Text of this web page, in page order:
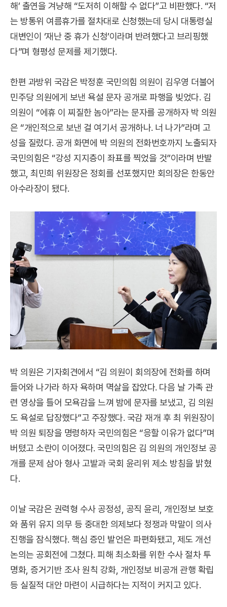
해’ 출연을 겨냥해 “도저히 이해할 수 없다”고 비판했다. “저
는 방통위 여름휴가를 절차대로 신청했는데 당시 대통령실
대변인이 ‘재난 중 휴가 신청’이라며 반려했다고 브리핑했
다”며 형평성 문제를 제기했다.
한편 과방위 국감은 박정훈 국민의힘 의원이 김우영 더불어
민주당 의원에게 보낸 욕설 문자 공개로 파행을 빚었다. 김
의원이 “에휴 이 찌질한 놈아”라는 문자를 공개하자 박 의원
은 “개인적으로 보낸 걸 여기서 공개하나. 너 나가”라며 고
성을 질렀다. 공개 화면에 박 의원의 전화번호까지 노출되자
국민의힘은 “강성 지지층이 좌표를 찍었을 것”이라며 반발
했고, 최민희 위원장은 정회를 선포했지만 회의장은 한동안
아수라장이 됐다.
박 의원은 기자회견에서 “김 의원이 회의장에 전화를 하며
들어와 나가라 하자 욕하며 멱살을 잡았다. 다음 날 가족 관
련 영상을 틀어 모욕감을 느껴 밤에 문자를 보냈고, 김 의원
도 욕설로 답장했다”고 주장했다. 국감 재개 후 최 위원장이
박 의원 퇴장을 명령하자 국민의힘은 “응할 이유가 없다”며
버텼고 소란이 이어졌다. 국민의힘은 김 의원의 개인정보 공
개를 문제 삼아 형사 고발과 국회 윤리위 제소 방침을 밝혔
다.
이날 국감은 권력형 수사 공정성, 공직 윤리, 개인정보 보호
와 품위 유지 의무 등 중대한 의제보다 정쟁과 막말이 의사
진행을 잠식했다. 핵심 증인 발언은 파편화됐고, 제도 개선
논의는 공회전에 그쳤다. 피해 최소화를 위한 수사 절차 투
명화, 증거기반 조사 원칙 강화, 개인정보 비공개 관행 확립
등 실질적 대안 마련이 시급하다는 지적이 커지고 있다.